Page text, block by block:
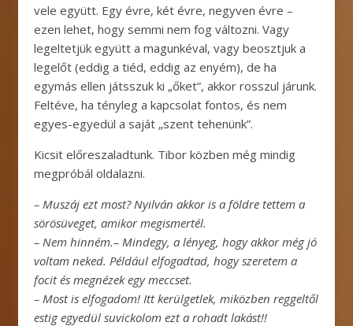
vele együtt. Egy évre, két évre, negyven évre –
ezen lehet, hogy semmi nem fog változni. Vagy
legeltetjük együtt a magunkéval, vagy beosztjuk a
legelőt (eddig a tiéd, eddig az enyém), de ha
egymás ellen játsszuk ki „őket”, akkor rosszul járunk.
Feltéve, ha tényleg a kapcsolat fontos, és nem
egyes-egyedül a saját „szent tehenünk”.
Kicsit előreszaladtunk. Tibor közben még mindig
megpróbál oldalazni.
– Muszáj ezt most? Nyilván akkor is a földre tettem a
sörösüveget, amikor megismertél.
– Nem hinném.– Mindegy, a lényeg, hogy akkor még jó
voltam neked. Például elfogadtad, hogy szeretem a
focit és megnézek egy meccset.
– Most is elfogadom! Itt kerülgetlek, miközben reggeltől
estig egyedül suvickolom ezt a rohadt lakást!!